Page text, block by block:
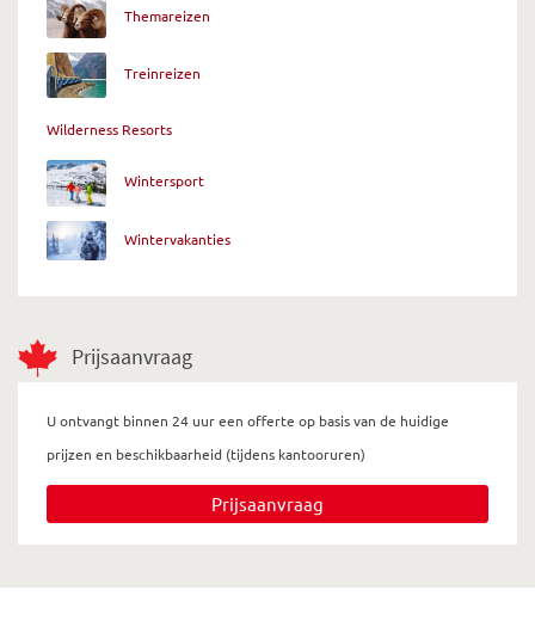
Themareizen
Treinreizen
Wilderness Resorts
Wintersport
Wintervakanties
Prijsaanvraag
U ontvangt binnen 24 uur een offerte op basis van de huidige
prijzen en beschikbaarheid (tijdens kantooruren)
Prijsaanvraag